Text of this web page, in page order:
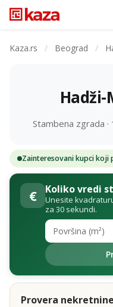
Kaza.rs / Beograd /
Stambena zgrada
Zainteresovani kupci koji
€ Koliko vredi
Unesite
za 30 sekundi.
Provera